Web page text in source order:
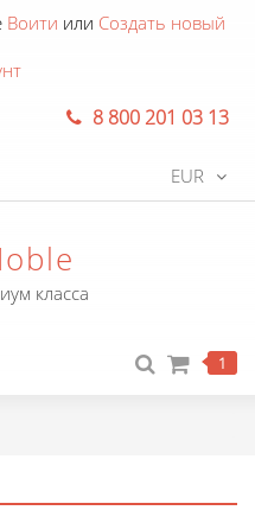
Воити или Создать новый
8 800 201 03 13
EUR
класса
1